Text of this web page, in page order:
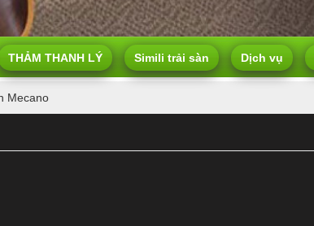
THẢM THANH LÝ Simili trải sàn Dịch vụ
Mecano